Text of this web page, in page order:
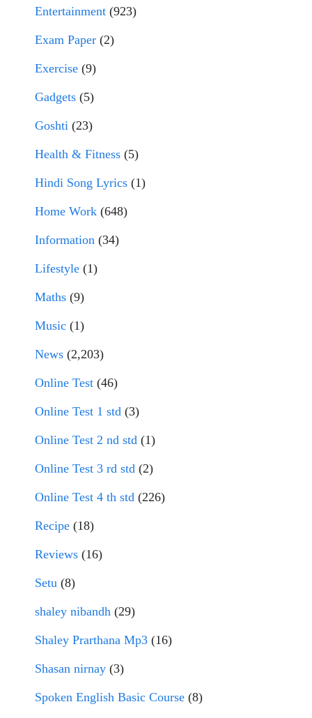
Entertainment (923)
Exam Paper (2)
Exercise (9)
Gadgets (5)
Goshti (23)
Health & Fitness (5)
Hindi Song Lyrics (1)
Home Work (648)
Information (34)
Lifestyle (1)
Maths (9)
Music (1)
News (2,203)
Online Test (46)
Online Test 1 std (3)
Online Test 2 nd std (1)
Online Test 3 rd std (2)
Online Test 4 th std (226)
Recipe (18)
Reviews (16)
Setu (8)
shaley nibandh (29)
Shaley Prarthana Mp3 (16)
Shasan nirnay (3)
Spoken English Basic Course (8)